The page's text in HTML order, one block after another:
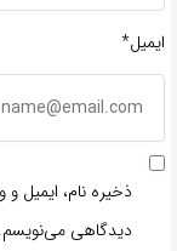
ایمیل*
ذخیره نام، ایمیل
دیدگاهی می‌نویسم.